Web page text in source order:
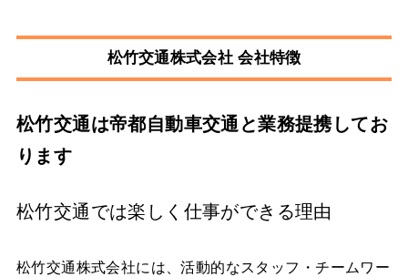
松竹交通株式会社 会社特徴
松竹交通は帝都自動車交通と業務提携してお
ります
松竹交通では楽しく仕事ができる理由
松竹交通株式会社には、活動的なスタッフ・チームワー